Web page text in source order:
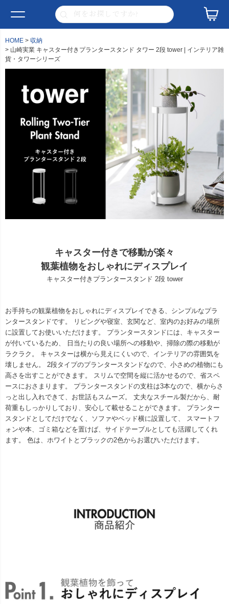
HOME
収納
山崎実業 キャスター付きプランタースタンド タワー 2段 tower | インテリア雑
貨・タワーシリーズ
キャスター付きで移動が楽々
観葉植物をおしゃれにディスプレイ
キャスター付きプランタースタンド 2段 tower
お手持ちの観葉植物をおしゃれにディスプレイできる、シンプルなプラ
ンタースタンドです。 リビングや寝室、玄関など、室内のお好みの場所
に設置してお使いいただけます。 プランタースタンドには、キャスター
が付いているため、 日当たりの良い場所への移動や、掃除の際の移動が
ラクラク。 キャスターは横から見えにくいので、インテリアの雰囲気を
壊しません。 2段タイプのプランタースタンドなので、小さめの植物にも
高さを出すことができます。 スリムで空間を縦に活かせるので、省スペ
ースにおさまります。 プランタースタンドの支柱は3本なので、横からさ
っと出し入れできて、お世話もスムーズ。 丈夫なスチール製だから、耐
荷重もしっかりしており、安心して載せることができます。 プランター
スタンドとしてだけでなく、ソファやベッド横に設置して、 スマートフ
ォンや本、ゴミ箱などを置けば、サイドテーブルとしても活躍してくれ
ます。 色は、ホワイトとブラックの2色からお選びいただけます。